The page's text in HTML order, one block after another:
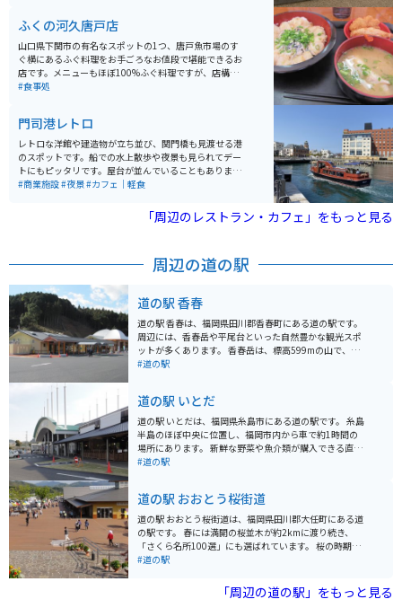
ふくの河久唐戸店
山口県下関市の有名なスポットの1つ、唐戸魚市場のす
ぐ横にあるふぐ料理をお手ごろなお値段で堪能できるお
店です。メニューもほぼ100%ふぐ料理ですが、店構え
は大衆食堂で、一人でも気軽に入れるふぐ料理の飲食店
#食事処
門司港レトロ
レトロな洋館や建造物が立ち並び、関門橋も見渡せる港
のスポットです。船での水上散歩や夜景も見られてデー
トにもピッタリです。屋台が並んでいることもありま
す。港としてはコンパクトにまとまっているので、気軽
#商業施設#夜景#カフェ｜軽食
「周辺のレストラン・カフェ」をもっと見る
周辺の道の駅
道の駅 香春
道の駅 香春は、福岡県田川郡香春町にある道の駅です。
周辺には、香春岳や平尾台といった自然豊かな観光スポ
ットが多くあります。 香春岳は、標高599mの山で、山
頂からは360度のパノラマが楽しめます。また、香春岳
えられる、広大なカルスト台地です。羊の群れのような
白い石灰岩が点在する風景は、一見の価値があります。
ハイキングコースも整備されているので、自然を満喫で
きます。 道の駅 香春では、地元で採れた新鮮な野菜や果
物が販売されているほか、香春町の特産品である「かわ
岳や平尾台へのアクセスも良好です。
#道の駅
道の駅 いとだ
道の駅 いとだは、福岡県糸島市にある道の駅です。 糸島
半島のほぼ中央に位置し、福岡市内から車で約1時間の
場所にあります。 新鮮な野菜や魚介類が購入できる直売
所や、糸島グルメが堪能できるレストランが人気です。
の駅 いとだは、バイクツーリングの休憩スポットとして
も人気があります。 道の駅には、広い駐車場やトイレが
完備されているので、ツーリング中の休憩に最適です。
周辺には、美しい海岸線が続く糸島半島があるので、ツ
ーリングの目的地にもおすすめです。 糸島は、海産物や
た加工品なども販売されています。 周辺には、二見ヶ浦
#道の駅
道の駅 おおとう桜街道
道の駅 おおとう桜街道は、福岡県田川郡大任町にある道
の駅です。 春には満開の桜並木が約2kmに渡り続き、
「さくら名所100選」にも選ばれています。 桜の時期に
は多くの人で賑わい、屋台などもたくさん出店します。
どが販売されています。 レストランでは、地元の食材を
使った料理を楽しむことができます。 バイク駐車場も完
#道の駅
「周辺の道の駅」をもっと見る